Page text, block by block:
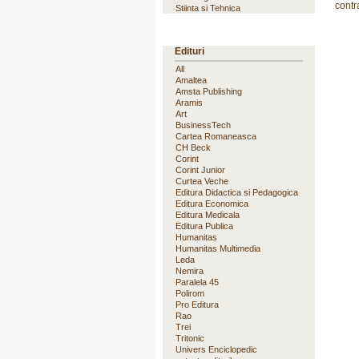
Stiinta si Tehnica
Edituri
All
Amaltea
Amsta Publishing
Aramis
Art
BusinessTech
Cartea Romaneasca
CH Beck
Corint
Corint Junior
Curtea Veche
Editura Didactica si Pedagogica
Editura Economica
Editura Medicala
Editura Publica
Humanitas
Humanitas Multimedia
Leda
Nemira
Paralela 45
Polirom
Pro Editura
Rao
Trei
Tritonic
Univers Enciclopedic